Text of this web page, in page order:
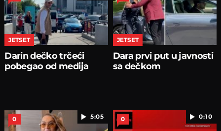
JETSET
Darin dečko trčeći
pobegao od medija
JETSET
Dara prvi put u javnosti
sa dečkom
5:05
0 0:10
0